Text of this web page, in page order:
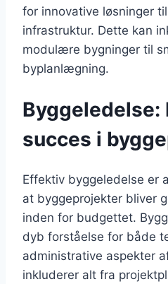
for innovative løsninger
infrastruktur. Dette kan
modulære bygninger til
byplanlægning.
Byggeledelse:
succes i
Effektiv byggeledelse er
at byggeprojekter bliver
inden for budgettet.
dyb forståelse for både
administrative aspekter
inkluderer alt fra